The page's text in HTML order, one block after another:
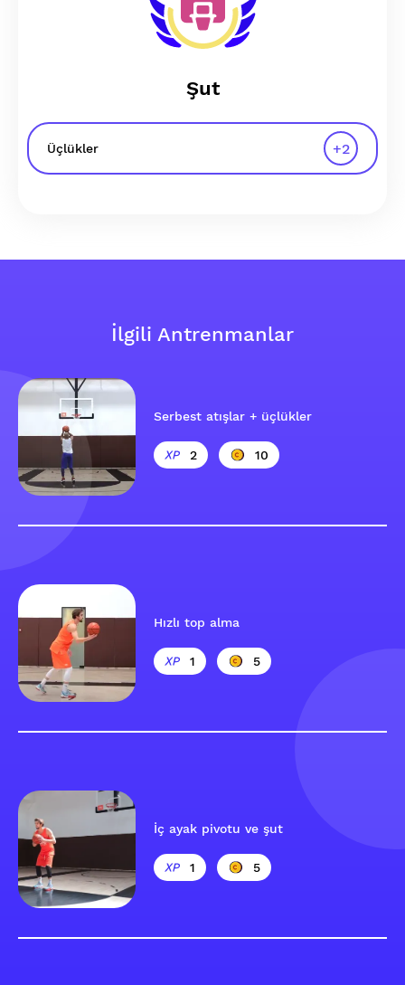
Şut
Üçlükler +2
İlgili Antrenmanlar
Serbest atışlar + üçlükler
2 10
Hızlı top alma
1 5
İç ayak pivotu ve şut
1 5